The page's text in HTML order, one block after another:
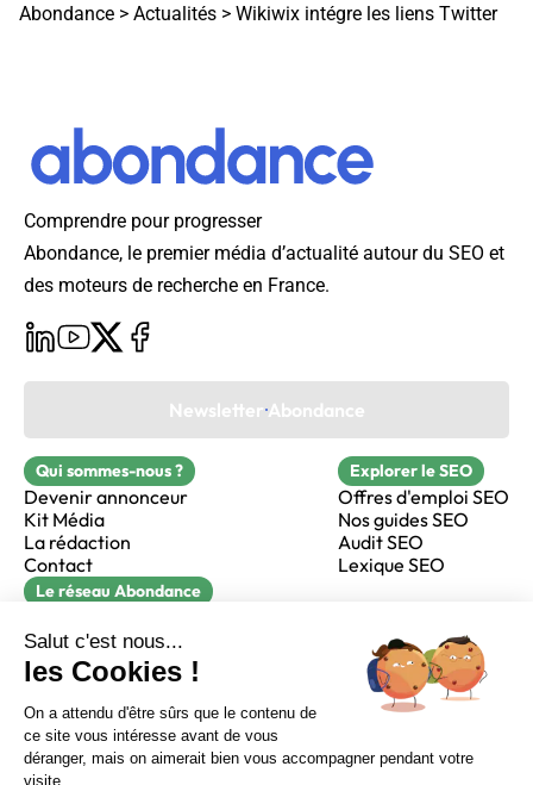
Sur LinkedIn Sur Youtube
Sur X Sur Facebook
Abondance > Actualités > Wikiwix intégre les liens Twitter
Comprendre pour progresser
Abondance, le premier média d’actualité autour du SEO et
des moteurs de recherche en France.
Newsletter Abondance
Qui sommes-nous ?
Devenir annonceur
Kit Média
La rédaction
Contact
Explorer le SEO
Offres d'emploi SEO
Nos guides SEO
Audit SEO
Lexique SEO
Le réseau Abondance
Réacteur
alfie formation